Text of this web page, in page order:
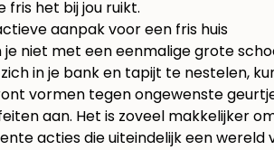
fris het bij jou ruikt.
aanpak voor een fris huis
niet met een eenmalige grote
in je bank en tapijt te nestelen,
vormen tegen ongewenste
aan. Het is zoveel makkelijker
acties die uiteindelijk een wereld